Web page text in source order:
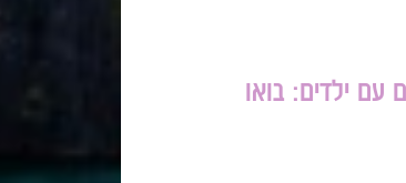
עם ילדים: בואו